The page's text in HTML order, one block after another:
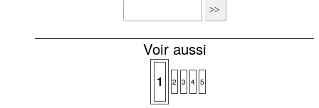
Voir aussi
1 2 3 4 5